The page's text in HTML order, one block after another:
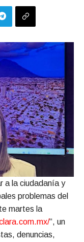
a la ciudadanía y
problemas del
martes la
“, un
denuncias,